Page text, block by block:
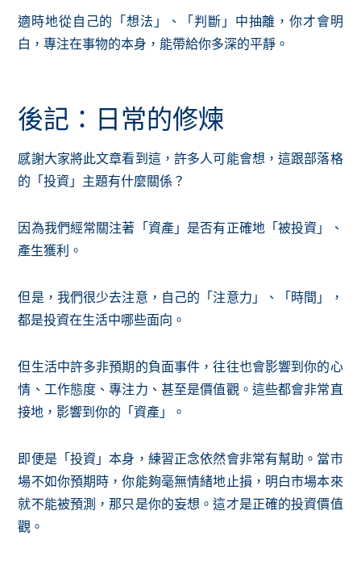
適時地從自己的「想法」、「判斷」中抽離，你才會明
白，專注在事物的本身，能帶給你多深的平靜。
後記：日常的修煉
感謝大家將此文章看到這，許多人可能會想，這跟部落格
的「投資」主題有什麼關係？
因為我們經常關注著「資產」是否有正確地「被投資」、
產生獲利。
但是，我們很少去注意，自己的「注意力」、「時間」，
都是投資在生活中哪些面向。
但生活中許多非預期的負面事件，往往也會影響到你的心
情、工作態度、專注力、甚至是價值觀。這些都會非常直
接地，影響到你的「資產」。
即便是「投資」本身，練習正念依然會非常有幫助。當市
場不如你預期時，你能夠毫無情緒地止損，明白市場本來
就不能被預測，那只是你的妄想。這才是正確的投資價值
觀。